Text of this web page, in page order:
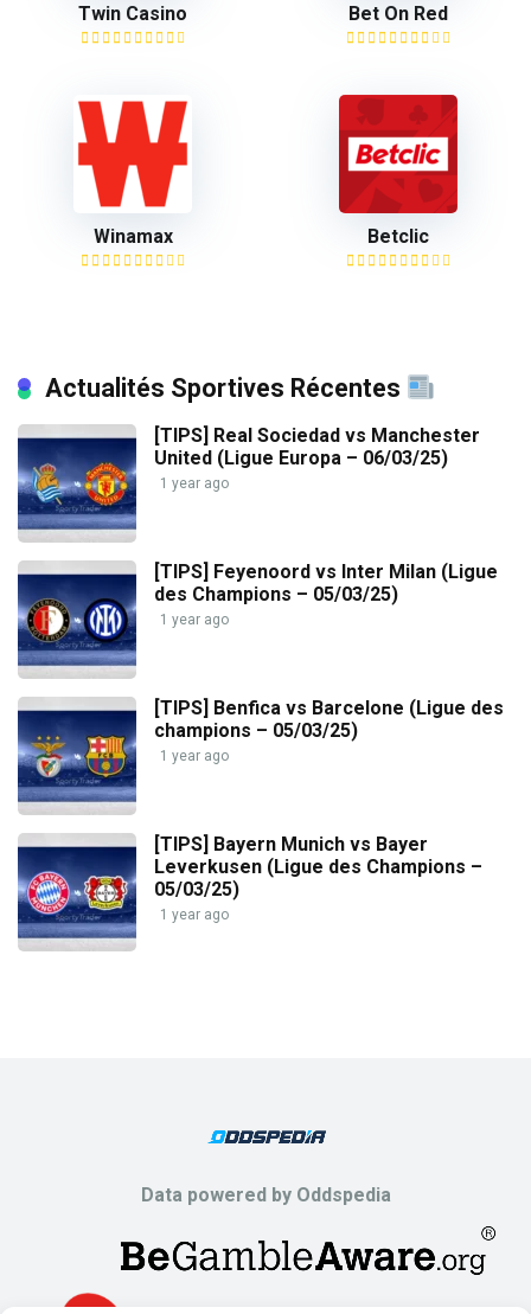
Twin Casino Bet On Red
Winamax Betclic
Actualités Sportives Récentes
[TIPS] Real Sociedad vs Manchester
United (Ligue Europa – 06/03/25)
1 year ago
[TIPS] Feyenoord vs Inter Milan (Ligue
des Champions – 05/03/25)
1 year ago
[TIPS] Benfica vs Barcelone (Ligue des
champions – 05/03/25)
1 year ago
[TIPS] Bayern Munich vs Bayer
Leverkusen (Ligue des Champions –
05/03/25)
1 year ago
Data powered by Oddspedia